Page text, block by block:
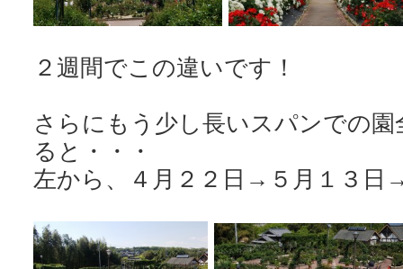
２週間でこの違いです！
さらにもう少し長いスパンでの
ると・・・
左から、４月２２日→５月１３日